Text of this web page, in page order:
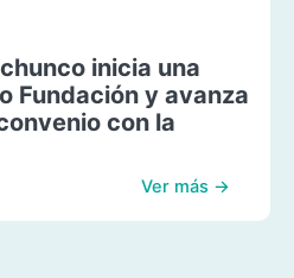
inicia una
Fundación y avanza
con la
Ver más →